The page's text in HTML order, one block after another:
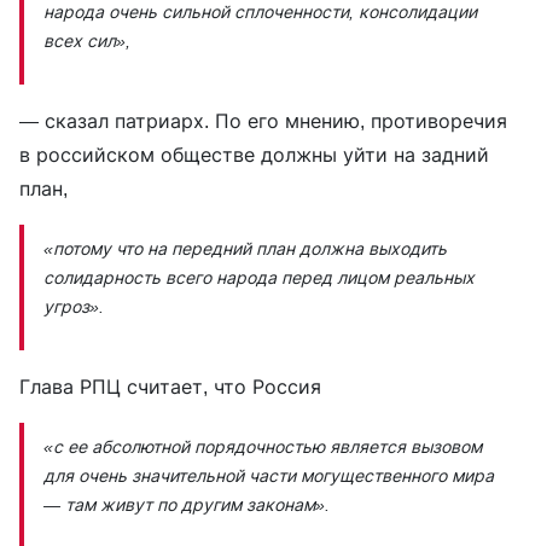
народа очень сильной сплоченности, консолидации
всех сил»,
— сказал патриарх. По его мнению, противоречия
в российском обществе должны уйти на задний
план,
«потому что на передний план должна выходить
солидарность всего народа перед лицом реальных
угроз».
Глава РПЦ считает, что Россия
«с ее абсолютной порядочностью является вызовом
для очень значительной части могущественного мира
— там живут по другим законам».